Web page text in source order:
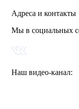
Адреса и контакты
Мы в социальных
Наш видео-канал: